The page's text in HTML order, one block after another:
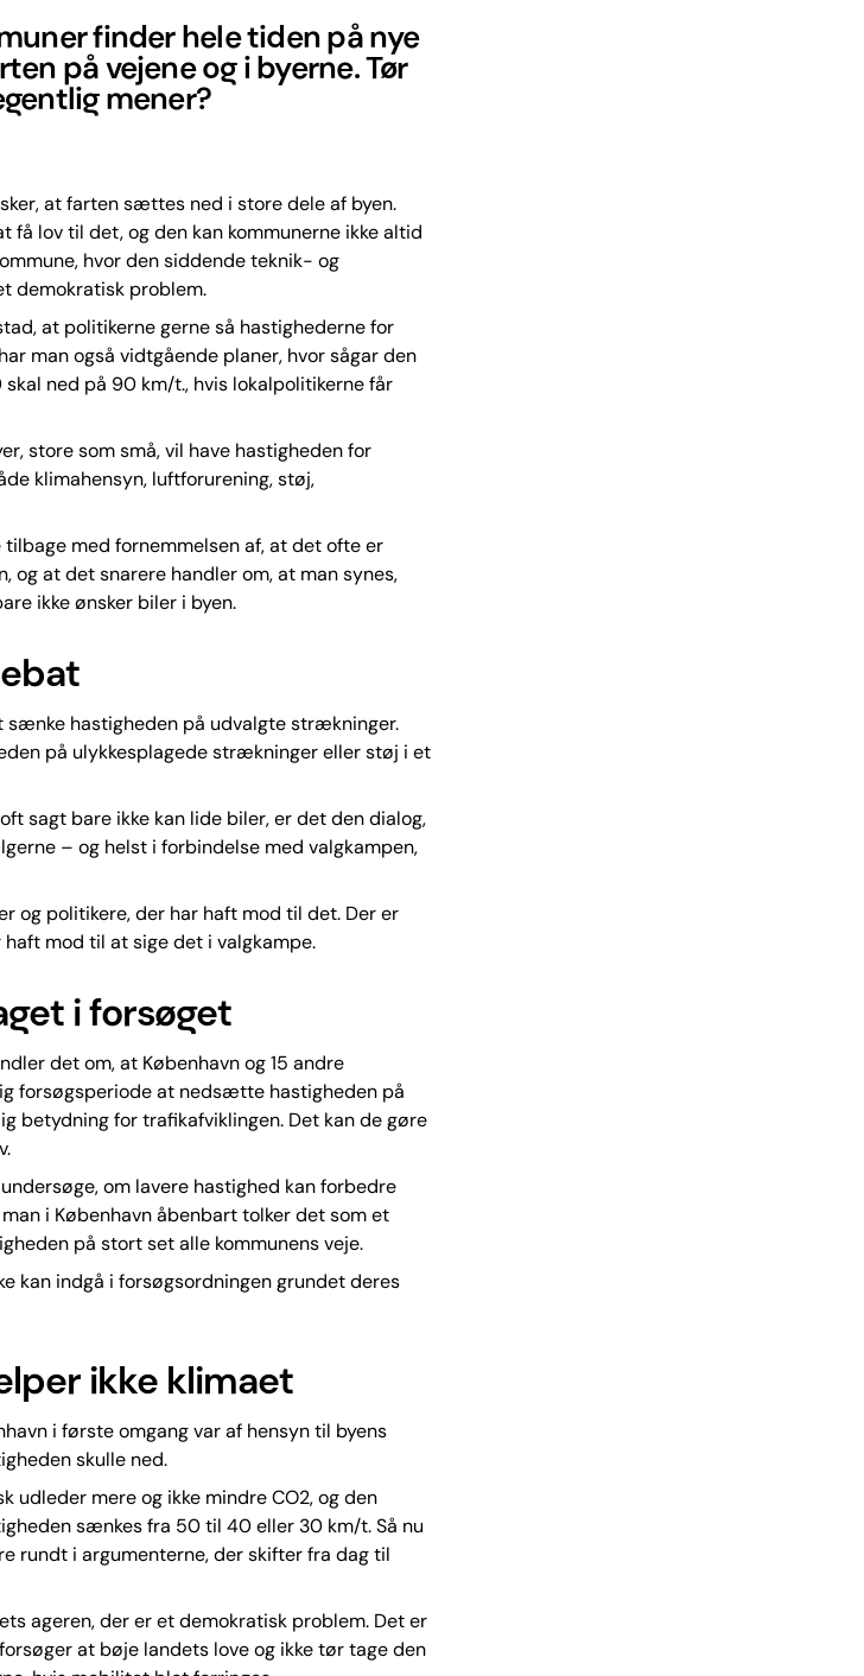
finder hele tiden på nye
på vejene og i byerne. Tør
mener?
at farten sættes ned i store dele af byen.
lov til det, og den kan kommunerne ikke altid
hvor den siddende teknik- og
demokratisk problem.
at politikerne gerne så hastighederne for
man også vidtgående planer, hvor sågar den
ned på 90 km/t., hvis lokalpolitikerne får
store som små, vil have hastigheden for
klimahensyn, luftforurening, støj,
med fornemmelsen af, at det ofte er
og at det snarere handler om, at man synes,
ikke ønsker biler i byen.
sænke hastigheden på udvalgte strækninger.
på ulykkesplagede strækninger eller støj i et
sagt bare ikke kan lide biler, er det den dialog,
– og helst i forbindelse med valgkampen,
politikere, der har haft mod til det. Der er
mod til at sige det i valgkampe.
i forsøget
det om, at København og 15 andre
forsøgsperiode at nedsætte hastigheden på
betydning for trafikafviklingen. Det kan de gøre
om lavere hastighed kan forbedre
i København åbenbart tolker det som et
på stort set alle kommunens veje.
kan indgå i forsøgsordningen grundet deres
ikke klimaet
i første omgang var af hensyn til byens
skulle ned.
udleder mere og ikke mindre CO2, og den
sænkes fra 50 til 40 eller 30 km/t. Så nu
rundt i argumenterne, der skifter fra dag til
ageren, der er et demokratisk problem. Det er
at bøje landets love og ikke tør tage den